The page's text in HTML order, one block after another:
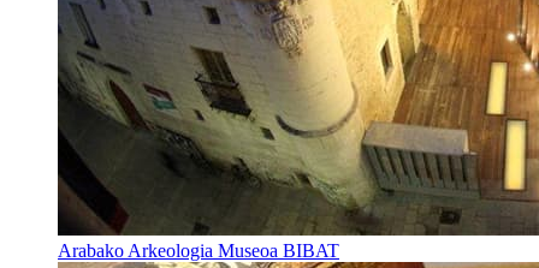
Arabako Arkeologia Museoa BIBAT